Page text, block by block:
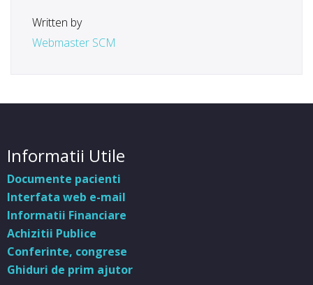
Written by
Webmaster SCM
Informatii Utile
Documente pacienti
Interfata web e-mail
Informatii Financiare
Achizitii Publice
Conferinte, congrese
Ghiduri de prim ajutor